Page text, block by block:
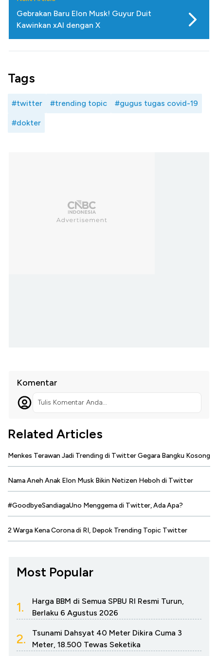
Gebrakan Baru Elon Musk! Guyur Duit
Kawinkan xAI dengan X
Tags
#twitter #trending topic #gugus tugas covid-19
#dokter
Komentar
Tulis Komentar Anda...
Related Articles
Menkes Terawan Jadi Trending di Twitter Gegara Bangku Kosong
Nama Aneh Anak Elon Musk Bikin Netizen Heboh di Twitter
#GoodbyeSandiagaUno Menggema di Twitter, Ada Apa?
2 Warga Kena Corona di RI, Depok Trending Topic Twitter
Most Popular
1.
Harga BBM di Semua SPBU RI Resmi Turun,
Berlaku 6 Agustus 2026
2.
Tsunami Dahsyat 40 Meter Dikira Cuma 3
Meter, 18.500 Tewas Seketika